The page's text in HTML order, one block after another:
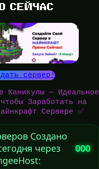
СЕЙЧАС
сервер!
Каникулы — Идеальное
Заработать на
Сервере ✅
Создано
через
000